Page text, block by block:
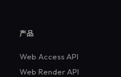
产品
Web Access API
Web Render API